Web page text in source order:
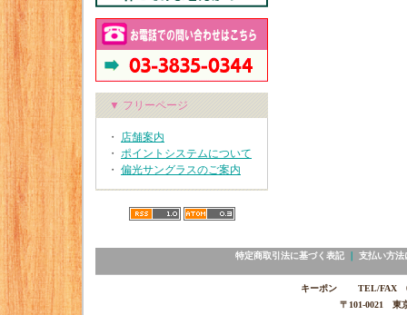
▼ フリーページ
・ 店舗案内
・ ポイントシステムについて
・ 偏光サングラスのご案内
特定商取引法に基づく表記｜ 支払い方法
キーポン TEL/FAX
〒101-0021 東